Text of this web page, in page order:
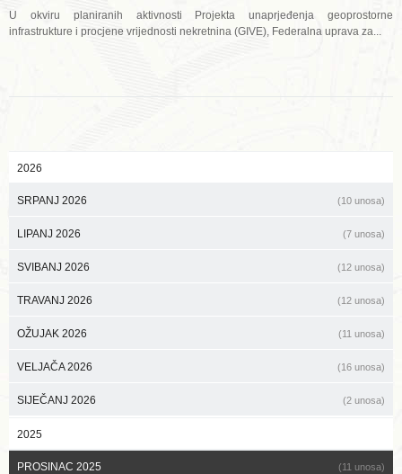
U okviru planiranih aktivnosti Projekta unaprjeđenja geoprostorne
infrastrukture i procjene vrijednosti nekretnina (GIVE), Federalna uprava za...
2026
SRPANJ 2026 (10 unosa)
LIPANJ 2026 (7 unosa)
SVIBANJ 2026 (12 unosa)
TRAVANJ 2026 (12 unosa)
OŽUJAK 2026 (11 unosa)
VELJAČA 2026 (16 unosa)
SIJEČANJ 2026 (2 unosa)
2025
PROSINAC 2025 (11 unosa)